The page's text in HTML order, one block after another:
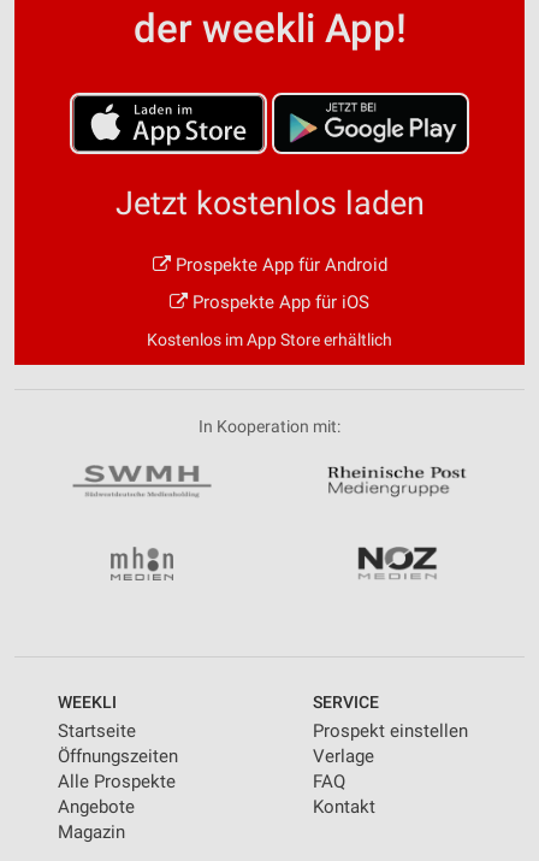
der weekli App!
Jetzt kostenlos laden
Prospekte App für Android
Prospekte App für iOS
Kostenlos im App Store erhältlich
In Kooperation mit:
WEEKLI
Startseite
Öffnungszeiten
Alle Prospekte
Angebote
Magazin
SERVICE
Prospekt einstellen
Verlage
FAQ
Kontakt